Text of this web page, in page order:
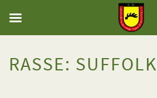
RASSE: SUFFOLK